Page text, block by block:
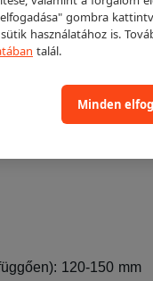
120-150 mm
gombra
használatához is.
talál.
Minden